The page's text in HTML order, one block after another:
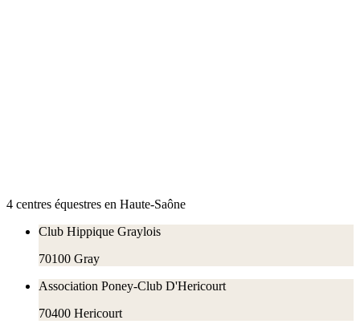
4 centres équestres en Haute-Saône
Club Hippique Graylois
70100 Gray
Association Poney-Club D'Hericourt
70400 Hericourt